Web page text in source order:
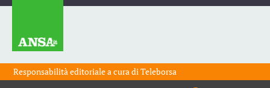
Responsabilità editoriale a cura diTeleborsa